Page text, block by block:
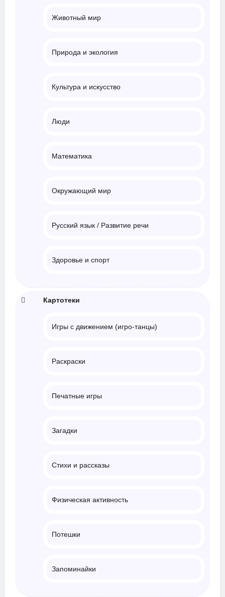
Животный мир
Природа и экология
Культура и искусство
Люди
Математика
Окружающий мир
Русский язык / Развитие речи
Здоровье и спорт
Картотеки
Игры с движением (игро-танцы)
Раскраски
Печатные игры
Загадки
Стихи и рассказы
Физическая активность
Потешки
Запоминайки